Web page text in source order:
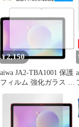
晶保護 指紋がつきにく
い 指紋防止 高光沢
¥2,150
aiwa JA2-TBA1001 保護
フィルム 強化ガラス と
同等の 高硬度9H ブル
ーライトカット クリア
光沢タイプ 改訂版